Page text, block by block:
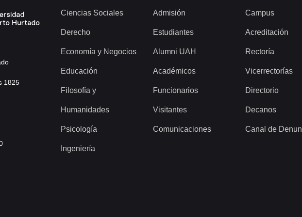
1825
Ciencias Sociales
Derecho
Economía y Negocios
Educación
Filosofía y
Humanidades
Psicología
Ingeniería
Admisión
Estudiantes
Alumni UAH
Académicos
Funcionarios
Visitantes
Comunicaciones
Campus
Acreditación
Rectoría
Vicerrectorías
Directorio
Decanos
Canal de